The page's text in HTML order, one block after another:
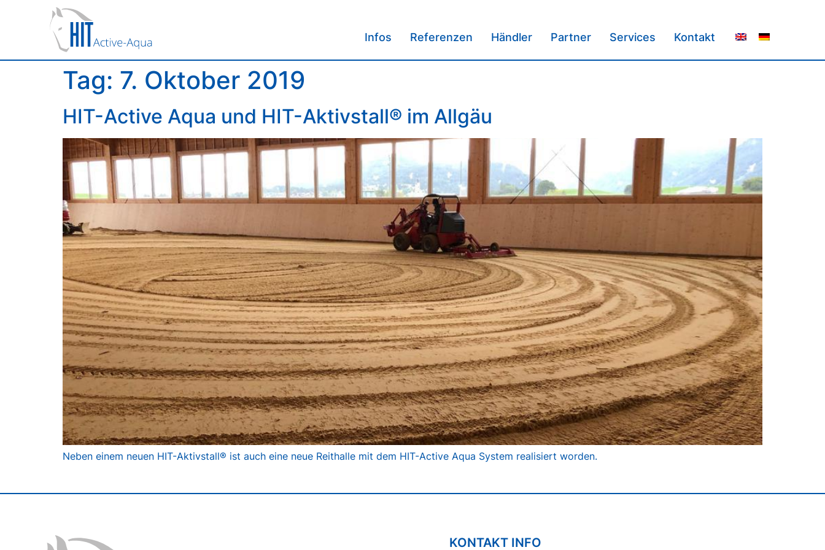
Infos Referenzen Händler Partner Services Kontakt
Tag: 7. Oktober 2019
HIT-Active Aqua und HIT-Aktivstall® im Allgäu
Neben einem neuen HIT-Aktivstall® ist auch eine neue Reithalle mit dem HIT-Active Aqua System realisiert worden.
KONTAKT INFO